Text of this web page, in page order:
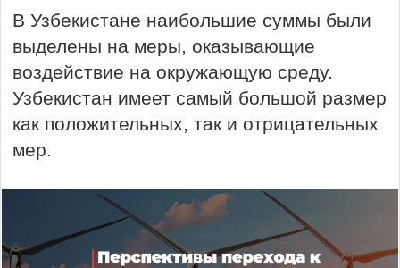
В Узбекистане наибольшие суммы были
выделены на меры, оказывающие
воздействие на окружающую среду.
Узбекистан имеет самый большой размер
как положительных, так и отрицательных
мер.